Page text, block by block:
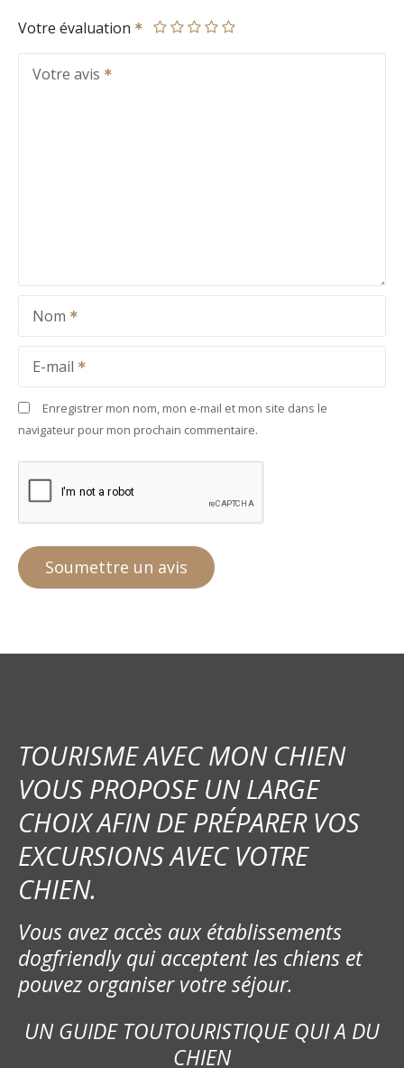
Votre évaluation
Votre avis
Nom
E-mail
Enregistrer mon nom, mon e-mail et mon site dans le
navigateur pour mon prochain commentaire.
TOURISME AVEC MON CHIEN
VOUS PROPOSE UN LARGE
CHOIX AFIN DE PRÉPARER VOS
EXCURSIONS AVEC VOTRE
CHIEN.
Vous avez accès aux établissements
dogfriendly qui acceptent les chiens et
pouvez organiser votre séjour.
UN GUIDE TOUTOURISTIQUE QUI A DU
CHIEN